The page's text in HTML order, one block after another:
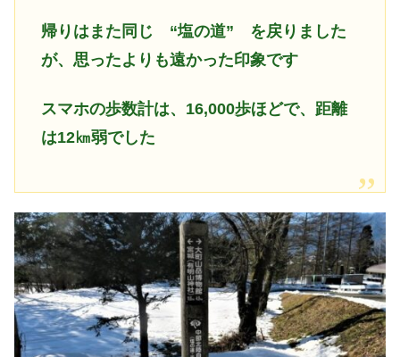
帰りはまた同じ “塩の道” を戻りました
が、思ったよりも遠かった印象です
スマホの歩数計は、16,000歩ほどで、距離
は12㎞弱でした